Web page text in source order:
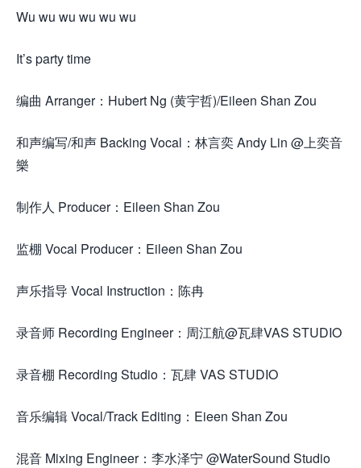
Wu wu wu wu wu wu
It’s party time
编曲 Arranger：Hubert Ng (黄宇哲)/Eileen Shan Zou
和声编写/和声 Backing Vocal：林言奕 Andy Lin @上奕音
樂
制作人 Producer：Eileen Shan Zou
监棚 Vocal Producer：Eileen Shan Zou
声乐指导 Vocal Instruction：陈冉
录音师 Recording Engineer：周江航@瓦肆VAS STUDIO
录音棚 Recording Studio：瓦肆 VAS STUDIO
音乐编辑 Vocal/Track Editing：Eieen Shan Zou
混音 Mixing Engineer：李水泽宁 @WaterSound Studio